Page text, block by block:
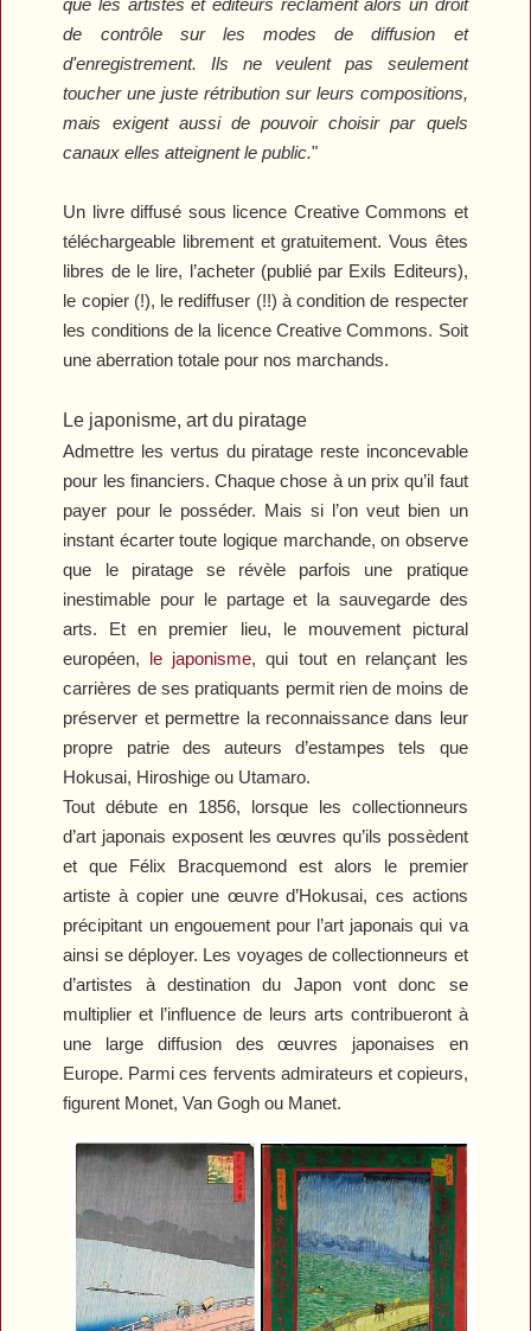
de contrôle sur les modes de diffusion et
d'enregistrement. Ils ne veulent pas seulement
toucher une juste rétribution sur leurs compositions,
mais exigent aussi de pouvoir choisir par quels
canaux elles atteignent le public."
Un livre diffusé sous licence Creative Commons et
téléchargeable librement et gratuitement. Vous êtes
libres de le lire, l’acheter (publié par Exils Editeurs),
le copier (!), le rediffuser (!!) à condition de respecter
les conditions de la licence Creative Commons. Soit
une aberration totale pour nos marchands.
Le japonisme, art du piratage
Admettre les vertus du piratage reste inconcevable
pour les financiers. Chaque chose à un prix qu’il faut
payer pour le posséder. Mais si l’on veut bien un
instant écarter toute logique marchande, on observe
que le piratage se révèle parfois une pratique
inestimable pour le partage et la sauvegarde des
arts. Et en premier lieu, le mouvement pictural
européen, le japonisme, qui tout en relançant les
carrières de ses pratiquants permit rien de moins de
préserver et permettre la reconnaissance dans leur
propre patrie des auteurs d’estampes tels que
Hokusai, Hiroshige ou Utamaro.
Tout débute en 1856, lorsque les collectionneurs
d’art japonais exposent les œuvres qu’ils possèdent
et que Félix Bracquemond est alors le premier
artiste à copier une œuvre d’Hokusai, ces actions
précipitant un engouement pour l’art japonais qui va
ainsi se déployer. Les voyages de collectionneurs et
d’artistes à destination du Japon vont donc se
multiplier et l’influence de leurs arts contribueront à
une large diffusion des œuvres japonaises en
Europe. Parmi ces fervents admirateurs et copieurs,
figurent Monet, Van Gogh ou Manet.